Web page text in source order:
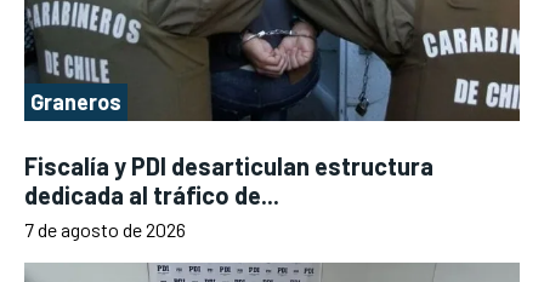
Graneros
Fiscalía y PDI desarticulan estructura
dedicada al tráfico de...
7 de agosto de 2026